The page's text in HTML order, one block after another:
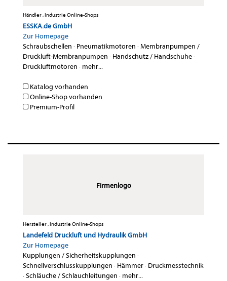
Händler , Industrie Online-Shops
ESSKA.de GmbH
Zur Homepage
Schraubschellen · Pneumatikmotoren ·Membranpumpen /
Druckluft-Membranpumpen · Handschutz / Handschuhe·
Druckluftmotoren · mehr...
Katalog vorhanden
Online-Shop vorhanden
Premium-Profil
Firmenlogo
Hersteller , Industrie Online-Shops
Landefeld Druckluft und Hydraulik GmbH
Zur Homepage
Kupplungen / Sicherheitskupplungen ·
Schnellverschlusskupplungen · Hämmer· Druckmesstechnik
·Schläuche / Schlauchleitungen · mehr...